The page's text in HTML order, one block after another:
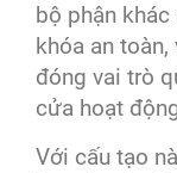
bộ phận
khóa an
đóng vai trò
cửa hoạt
Với cấu tạo